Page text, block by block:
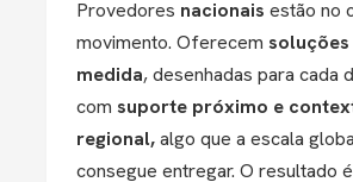
Provedores nacionais estão no
movimento. Oferecem soluções
medida, desenhadas para cada
com suporte próximo e
regional,algo que a escala
consegue entregar. O resultado